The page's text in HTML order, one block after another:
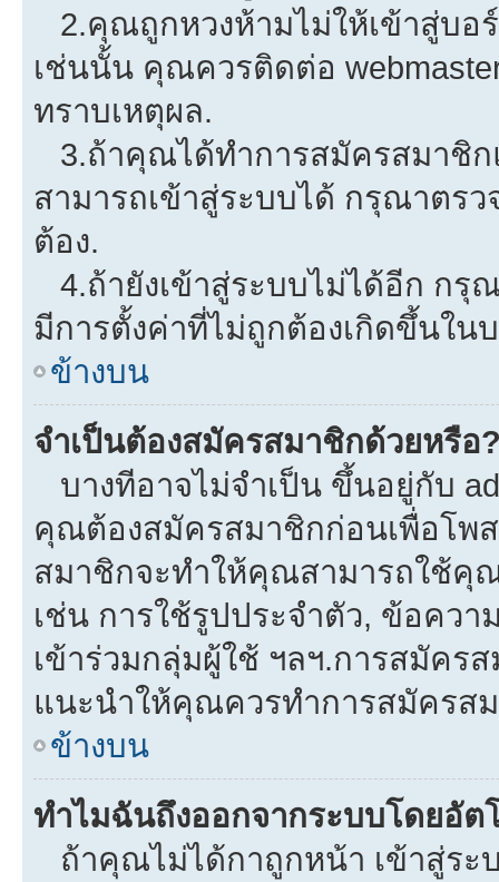
2.คุณถูกหวงห้ามไม่ให้เข้าสู่บอ
เช่นนั้น คุณควรติดต่อ
ทราบเหตุผล.
3.ถ้าคุณได้ทำการสมัครสมาชิ
สามารถเข้าสู่ระบบได้ กรุณาตรว
ต้อง.
4.ถ้ายังเข้าสู่ระบบไม่ได้อีก กรุ
มีการตั้งค่าที่ไม่ถูกต้องเกิดขึ้นใน
ข้างบน
จำเป็นต้องสมัครสมาชิกด้วยหรือ
บางทีอาจไม่จำเป็น ขึ้นอยู่กับ
คุณต้องสมัครสมาชิกก่อนเพื่อโพ
สมาชิกจะทำให้คุณสามารถใช้คุ
เช่น การใช้รูปประจำตัว, ข้อคว
เข้าร่วมกลุ่มผู้ใช้ ฯลฯ.การสมัคร
แนะนำให้คุณควรทำการสมัครส
ข้างบน
ทำไมฉันถึงออกจากระบบโดยอัต
ถ้าคุณไม่ได้กาถูกหน้า เข้าสู่ระ